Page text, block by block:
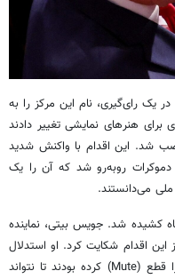
یک رای‌گیری، نام این مرکز را به
هنرهای نمایشی تغییر دادند
شد. این اقدام با واکنش شدید
دموکرات روبه‌رو شد که آن را یک
می‌دانستند.
کشیده شد. جویس بیتی، نماینده
این اقدام شکایت کرد. او استدلال
کرد که در جریان رای‌گیری مجازی، صدای او را قطع (Mute) کرده بودند تا نتواند